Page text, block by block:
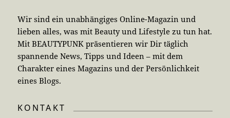
Wir sind ein unabhängiges Online-Magazin und
lieben alles, was mit Beauty und Lifestyle zu tun hat.
Mit BEAUTYPUNK präsentieren wir Dir täglich
spannende News, Tipps und Ideen – mit dem
Charakter eines Magazins und der Persönlichkeit
eines Blogs.
KONTAKT